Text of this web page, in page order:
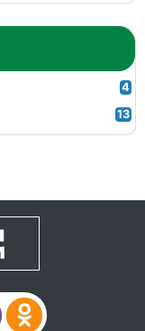
4
13